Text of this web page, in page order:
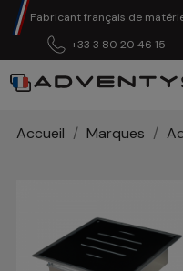
Fabricant français de
+33 3 80 20 46 15
Accueil Marques